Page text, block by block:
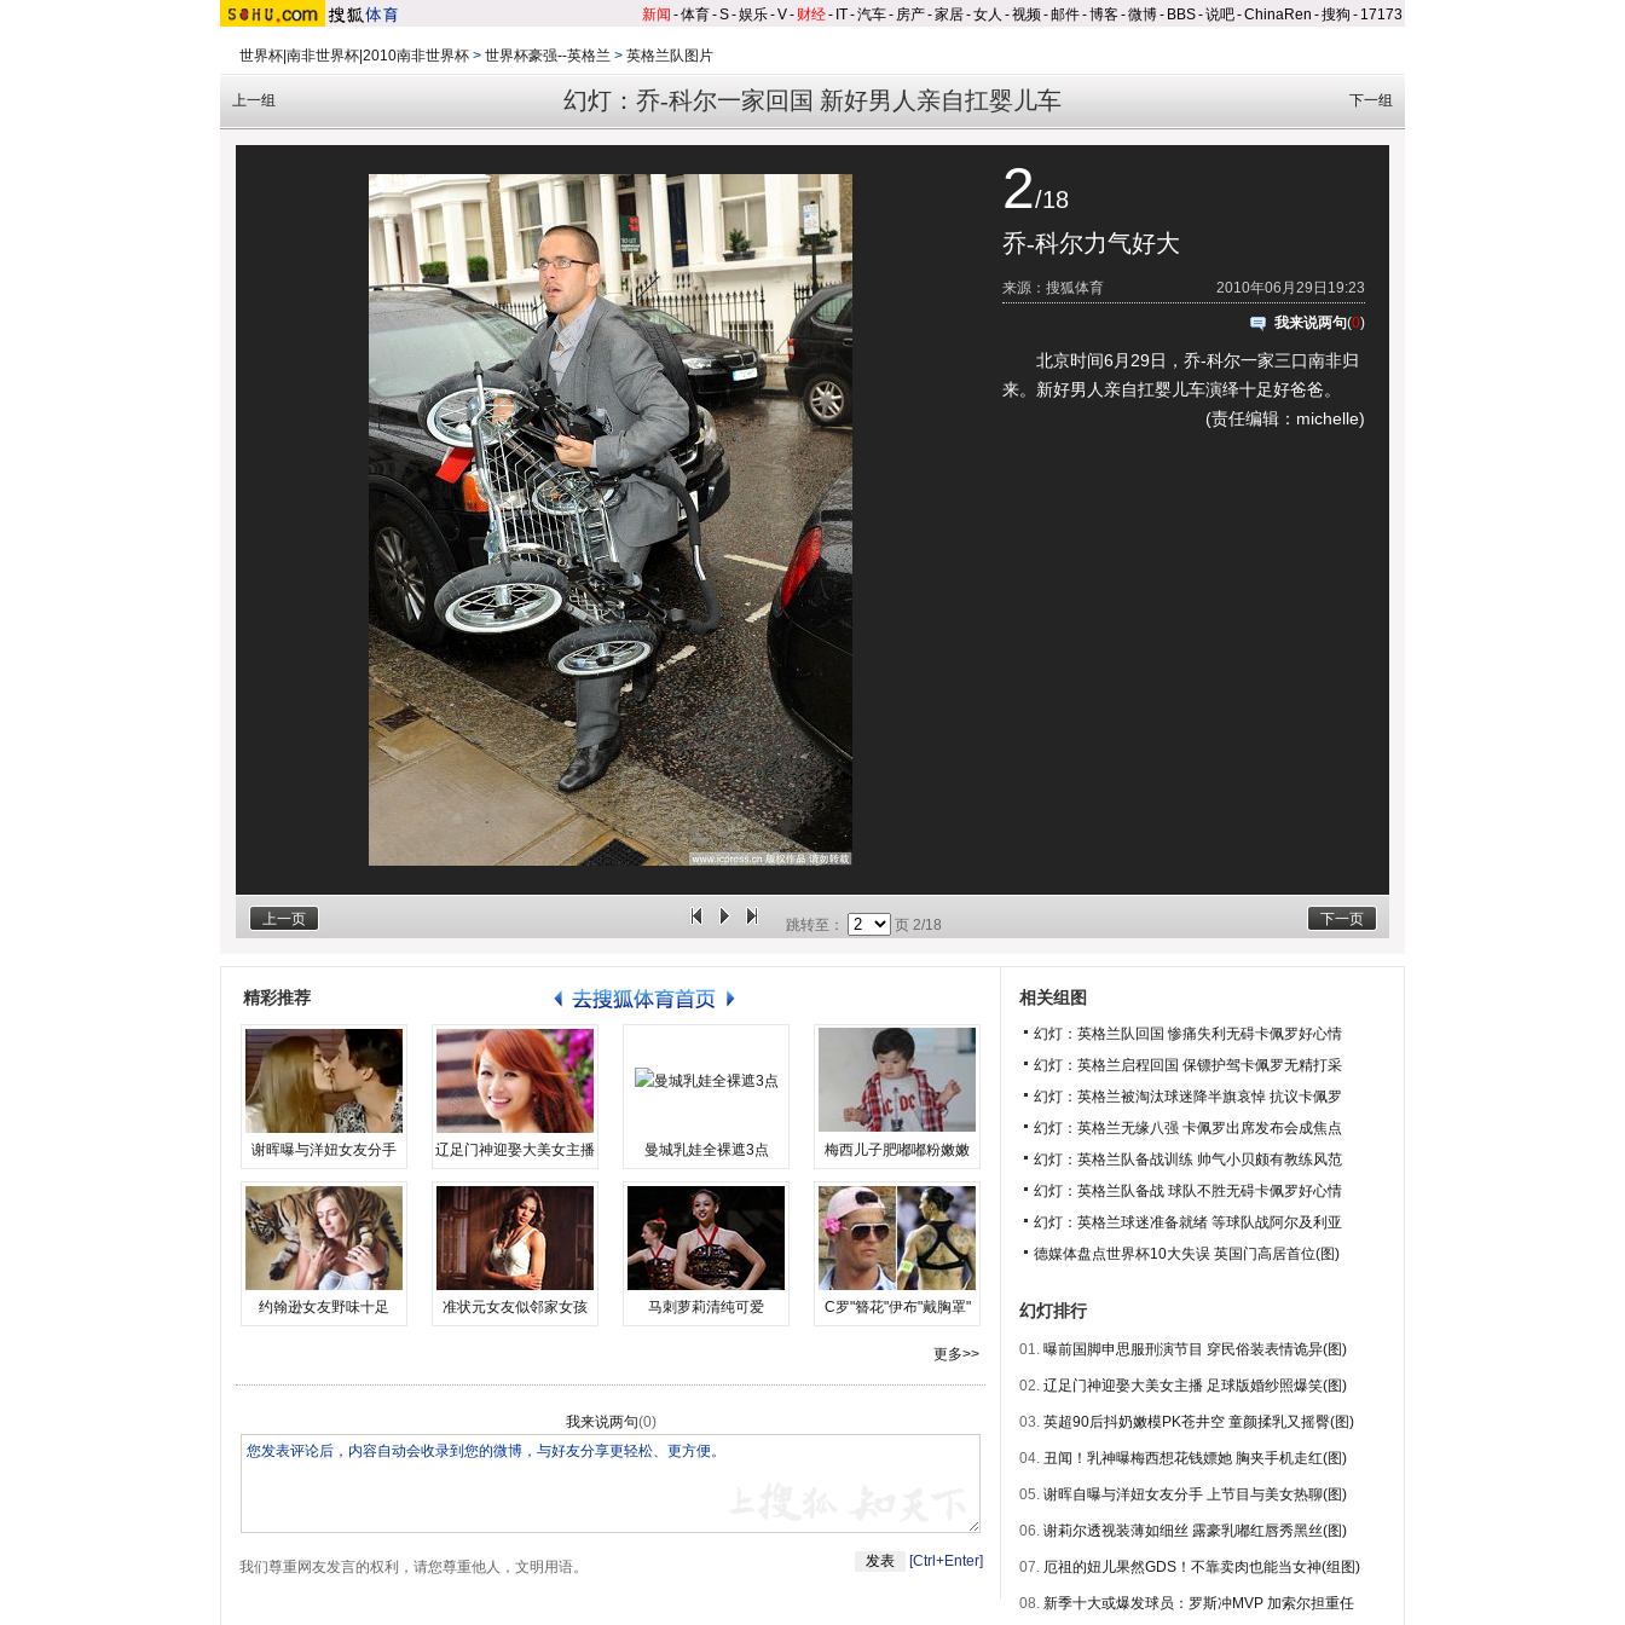
新闻 -体育-S-娱乐-V- 财经- IT-汽车- 房产-家居-女人 -视频-邮件-博客-微博- BBS-说吧-ChinaRen -搜狗 - 17173
世界杯|南非世界杯|2010南非世界杯 > 世界杯豪强--英格兰 > 英格兰队图片
幻灯：乔-科尔一家回国 新好男人亲自扛婴儿车
上一组 下一组
2/18
乔-科尔力气好大
2010年06月29日19:23
来源：搜狐体育
我来说两句(0)
北京时间6月29日，乔-科尔一家三口南非归
来。新好男人亲自扛婴儿车演绎十足好爸爸。
(责任编辑：michelle)
上一页 下一页
跳转至： 页 2/18
精彩推荐
谢晖曝与洋妞女友分手 辽足门神迎娶大美女主播 曼城乳娃全裸遮3点 梅西儿子肥嘟嘟粉嫩嫩
约翰逊女友野味十足 准状元女友似邻家女孩 马刺萝莉清纯可爱 C罗"簪花"伊布"戴胸罩"
更多>>
我来说两句(0)
我们尊重网友发言的权利，请您尊重他人，文明用语。 [Ctrl+Enter]
相关组图
幻灯：英格兰队回国 惨痛失利无碍卡佩罗好心情
幻灯：英格兰启程回国 保镖护驾卡佩罗无精打采
幻灯：英格兰被淘汰球迷降半旗哀悼 抗议卡佩罗
幻灯：英格兰无缘八强 卡佩罗出席发布会成焦点
幻灯：英格兰队备战训练 帅气小贝颇有教练风范
幻灯：英格兰队备战 球队不胜无碍卡佩罗好心情
幻灯：英格兰球迷准备就绪 等球队战阿尔及利亚
德媒体盘点世界杯10大失误 英国门高居首位(图)
幻灯排行
01. 曝前国脚申思服刑演节目 穿民俗装表情诡异(图)
02. 辽足门神迎娶大美女主播 足球版婚纱照爆笑(图)
03. 英超90后抖奶嫩模PK苍井空 童颜揉乳又摇臀(图)
04. 丑闻！乳神曝梅西想花钱嫖她 胸夹手机走红(图)
05. 谢晖自曝与洋妞女友分手 上节目与美女热聊(图)
06. 谢莉尔透视装薄如细丝 露豪乳嘟红唇秀黑丝(图)
07. 厄祖的妞儿果然GDS！不靠卖肉也能当女神(组图)
08. 新季十大或爆发球员：罗斯冲MVP 加索尔担重任